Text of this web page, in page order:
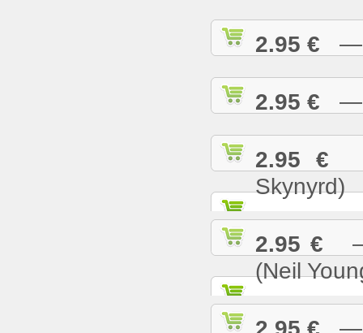
2.95 € —
2.95 € —
2.95 €
Skynyrd)
2.95 € —
(Neil